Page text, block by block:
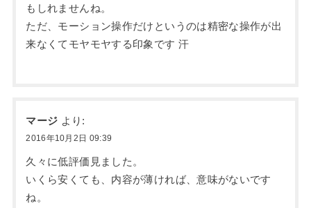
もしれませんね。
ただ、モーション操作だけというのは精密な操作が出
来なくてモヤモヤする印象です 汗
マージ より:
2016年10月2日 09:39
久々に低評価見ました。
いくら安くても、内容が薄ければ、意味がないです
ね。